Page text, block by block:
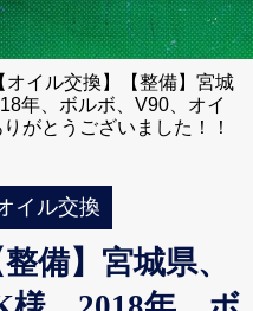
オイル交換】【整備】宮城
年、ボルボ、V90、オイ
がとうございました！！
イル交換
備】宮城県、